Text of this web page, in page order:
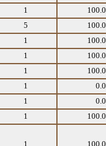
1
5
1
1
1
1
1
1
1